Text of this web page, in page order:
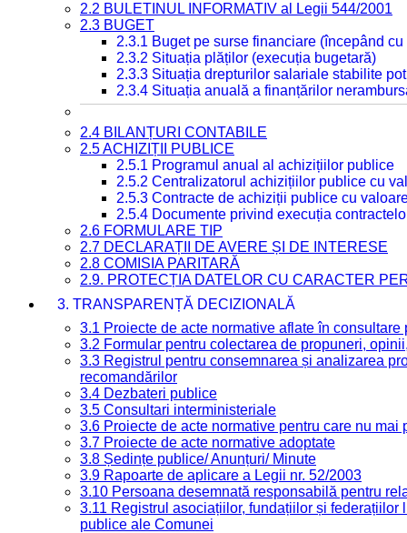
2.2 BULETINUL INFORMATIV al Legii 544/2001
2.3 BUGET
2.3.1 Buget pe surse financiare (începând
2.3.2 Situația plăților (execuția bugetară)
2.3.3 Situația drepturilor salariale stabilite
2.3.4 Situația anuală a finanțărilor
2.4 BILANȚURI CONTABILE
2.5 ACHIZIȚII PUBLICE
2.5.1 Programul anual al achizițiilor publice
2.5.2 Centralizatorul achizițiilor publice cu
2.5.3 Contracte de achiziții publice cu
2.5.4 Documente privind execuția
2.6 FORMULARE TIP
2.7 DECLARAȚII DE AVERE ȘI DE INTERESE
2.8 COMISIA PARITARĂ
2.9. PROTECȚIA DATELOR CU CARACTER
3. TRANSPARENȚĂ DECIZIONALĂ
3.1 Proiecte de acte normative aflate în consultare
3.2 Formular pentru colectarea de propuneri,
3.3 Registrul pentru consemnarea și analizarea
recomandărilor
3.4 Dezbateri publice
3.5 Consultari interministeriale
3.6 Proiecte de acte normative pentru care nu mai
3.7 Proiecte de acte normative adoptate
3.8 Ședințe publice/ Anunțuri/ Minute
3.9 Rapoarte de aplicare a Legii nr. 52/2003
3.10 Persoana desemnată responsabilă pentru
3.11 Registrul asociațiilor, fundațiilor și federațiilor
publice ale Comunei